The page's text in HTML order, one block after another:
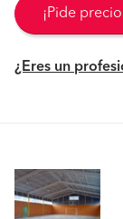
¡Pide
¿Eres un